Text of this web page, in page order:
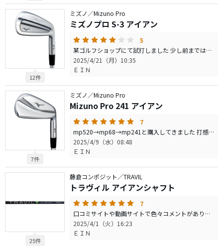
12件
ミズノ／Mizuno Pro
ミズノプロ S-3 アイアン
5
某ゴルフショップにて試打しました 少し前まではmp68(dg-s200)を使用していました 構えやすさ、方向性、飛距離性能などとても打ちやすいクラブと感じました 打音、打感はコースで打たないとはっきりと分からない為「3」としていますが、弾く様な感じはなかったです 個人的にバックフェイスの形状が好みではなかったので見送りましたが、構えた時の難しさは感じなかったので、初心者(110前後)から幅広く使えるのでは？と思います
2025/4/21（月）10:35
ＥＩＮ
7件
ミズノ／Mizuno Pro
Mizuno Pro 241 アイアン
7
mp520→mp68→mp241と購入してきました 打感：mp68に比べると、芯が広くより柔らかく打ち込めました。コースでの打音も良い響き方するので、今後も使い込みたくなります 飛距離：HSはそこまでありませんが、キャリーでＰＷで137y、７iで168yと球もとても上がりやすく変に飛ばない球も出にくい印象でした 総評として、飛び系のように飛びすぎによる縦距離のずれはなく、優しく上からボールを乗せられる優しいアイアンと言う印象でした ※シャフトにTRAVILを使用していますが、意外に面白い組み合わせです。 難しいアイアンを優しいシャフトで、カバーしより打ちやすくなっています。試打できればお試しください
2025/4/9（水）08:48
ＥＩＮ
25件
藤倉コンポジット／TRAVIL
トラヴィル アイアンシャフト
7
口コミサイトや動画サイトで色々コメントがあり悩みに悩み購入しました 元々ミズノのフィッティングでモーダス105のsやdgs200が推奨でしたが、ラウンド後半で振り切れなくなるので、重量を下げて楽なシャフトに…と変更しました 球の高さは口コミやメーカーHP通り高めで、ある程度纏まった場所に球がストンと落ち止まります 初めて持った際はクラブのヘッド側が重く感じ、スイング中もヘッド側を感じながら打ちたい人にはお勧めします
2025/4/1（火）16:23
ＥＩＮ